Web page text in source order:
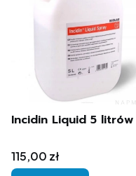
Incidin Liquid 5 litrów
Cena
115,00 zł